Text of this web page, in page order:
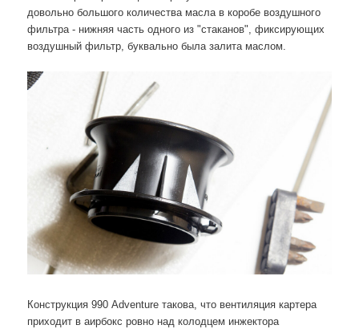
довольно большого количества масла в коробе воздушного
фильтра - нижняя часть одного из "стаканов", фиксирующих
воздушный фильтр, буквально была залита маслом.
Конструкция 990 Adventure такова, что вентиляция картера
приходит в аирбокс ровно над колодцем инжектора